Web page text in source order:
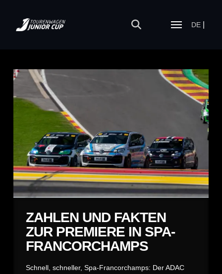
DE
ZAHLEN UND FAKTEN
ZUR PREMIERE IN SPA-
FRANCORCHAMPS
Schnell, schneller, Spa-Francorchamps: Der ADAC